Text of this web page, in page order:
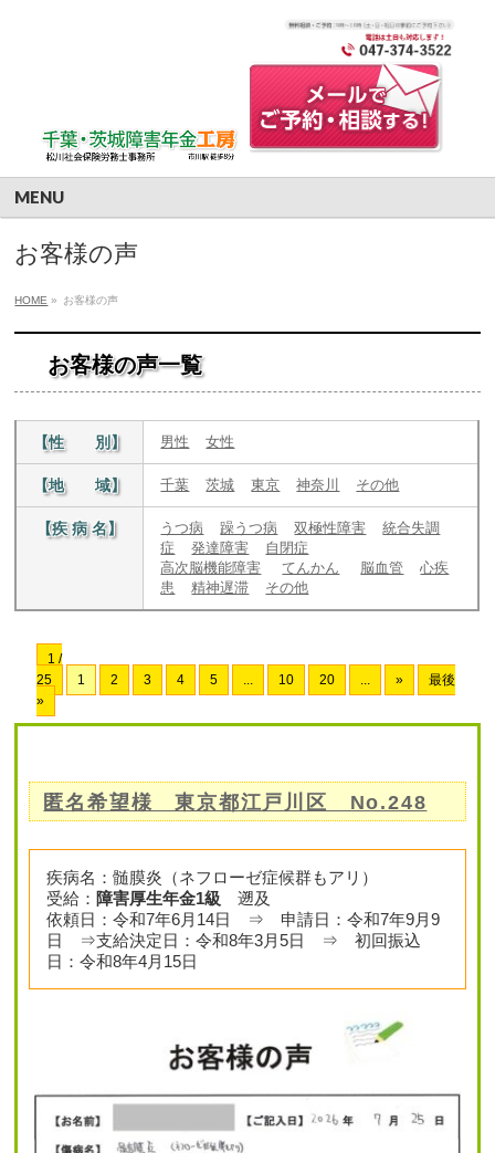
MENU
お客様の声
HOME » お客様の声
お客様の声一覧
【性 別】 男性 女性
【地 域】 千葉 茨城 東京 神奈川 その他
【疾 病 名】 うつ病 躁うつ病 双極性障害
統合失調
症
発達障害
自閉症
高次脳機能障害
てんかん 脳血管
心疾
患
精神遅滞 その他
1 /
25
1 2 3 4 5 10 20 »
最後
»
匿名希望様 東京都江戸川区 No.248
疾病名：髄膜炎（ネフローゼ症候群もアリ）
受給： 障害厚生年金1級 遡及
依頼日：令和7年6月14日 ⇒ 申請日：令和7年9月9
日 ⇒支給決定日：令和8年3月5日 ⇒ 初回振込
日：令和8年4月15日